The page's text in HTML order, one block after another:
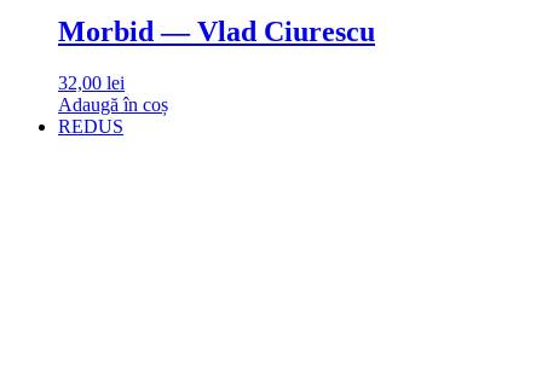
Morbid — Vlad Ciurescu
32,00 lei
Adaugă în coș
REDUS